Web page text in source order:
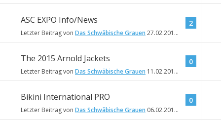
ASC EXPO Info/News
Letzter Beitrag von Das Schwäbische Grauen 27.02.2015
2
The 2015 Arnold Jackets
Letzter Beitrag von Das Schwäbische Grauen 11.02.2015
0
Bikini International PRO
Letzter Beitrag von Das Schwäbische Grauen 06.02.2015
0